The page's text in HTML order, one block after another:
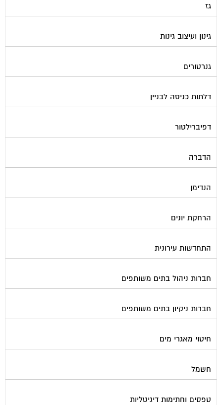
גז
גינון ועיצוב גינות
גנרטורים
דלתות כניסה לבניין
דפיברילטור
הדברה
הנדימן
הרחקת יונים
התחדשות עירונית
חברות ניהול בתים משותפים
חברות ניקיון בתים משותפים
חיטוי מאגרי מים
חשמל
טפסים וחתימות דיגיטליות